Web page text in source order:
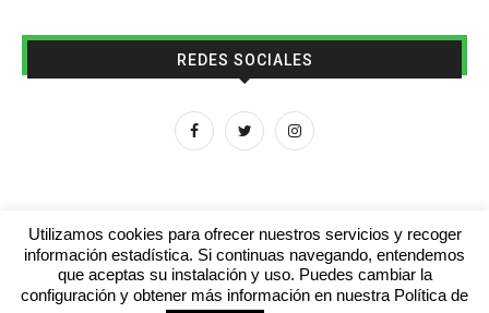
REDES SOCIALES
Aviso legal Contacto Colabora con nosotros
Utilizamos cookies para ofrecer nuestros servicios y recoger
información estadística. Si continuas navegando, entendemos
que aceptas su instalación y uso. Puedes cambiar la
configuración y obtener más información en nuestra Política de